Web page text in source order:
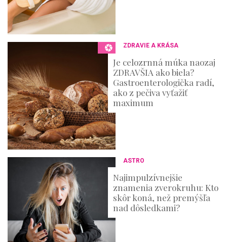
ZDRAVIE A KRÁSA
Je celozrnná múka naozaj
ZDRAVŠIA ako biela?
Gastroenterologička radí,
ako z pečiva vyťažiť
maximum
ASTRO
Najimpulzívnejšie
znamenia zverokruhu: Kto
skôr koná, než premýšľa
nad dôsledkami?